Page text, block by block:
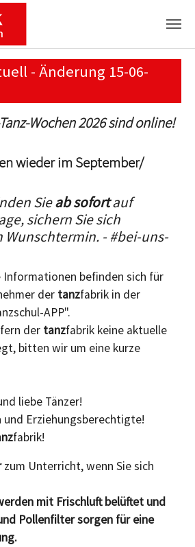
- Änderung 15-06-
Wochen 2026 sind online!
wieder im September/
Sieab sofortauf
sichern Sie sich
- #bei-uns-
befinden sich für
der tanzfabrik in der
APP".
der tanzfabrik keine aktuelle
bitten wir um eine kurze
liebe Tänzer!
Erziehungsberechtigte!
fabrik!
zum Unterricht, wenn Sie sich
mit Frischluft belüftet und
Pollenfilter sorgen für eine